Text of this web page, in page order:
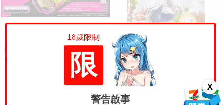
X
參號倉庫 預購 26年8-
9月 萬代 假面騎士EX-AID SUPE
R BEST DX變身腰帶 限量透明版
預購 訂金 【怨念事務所】預約 9
月(免訂金) GSC G.S 收藏系列 蔚
藍檔案 渚 花香微笑 1/7 0927
4950
18歲限制
限
警告啟事